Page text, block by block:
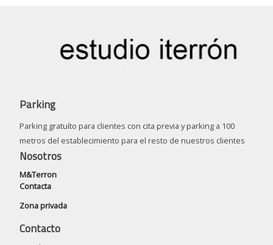
Parking
Parking gratuíto para clientes con cita previa y parking a 100
metros del establecimiento para el resto de nuestros clientes
Nosotros
M&Terron
Contacta
Zona privada
Contacto